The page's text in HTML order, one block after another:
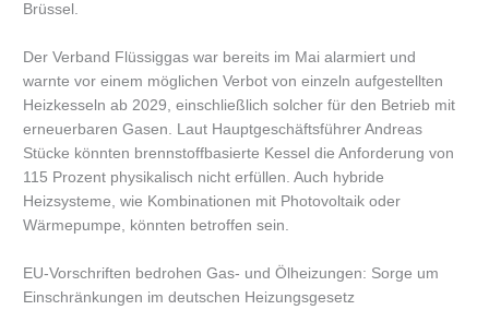
Brüssel.
Der Verband Flüssiggas war bereits im Mai alarmiert und
warnte vor einem möglichen Verbot von einzeln aufgestellten
Heizkesseln ab 2029, einschließlich solcher für den Betrieb mit
erneuerbaren Gasen. Laut Hauptgeschäftsführer Andreas
Stücke könnten brennstoffbasierte Kessel die Anforderung von
115 Prozent physikalisch nicht erfüllen. Auch hybride
Heizsysteme, wie Kombinationen mit Photovoltaik oder
Wärmepumpe, könnten betroffen sein.
EU-Vorschriften bedrohen Gas- und Ölheizungen: Sorge um
Einschränkungen im deutschen Heizungsgesetz